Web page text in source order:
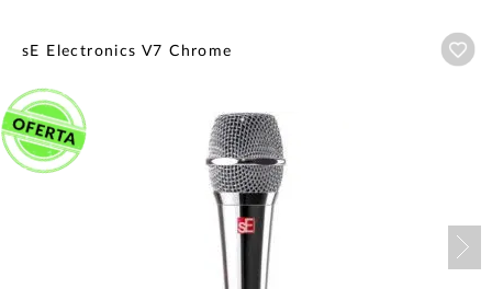
sE Electronics V7 Chrome